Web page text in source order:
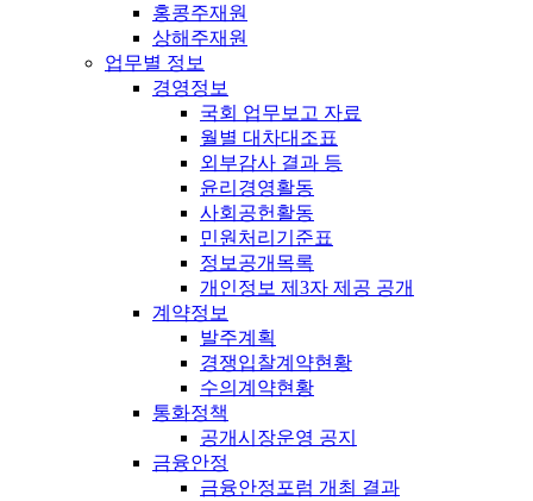
홍콩주재원
상해주재원
업무별 정보
경영정보
국회 업무보고 자료
월별 대차대조표
외부감사 결과 등
윤리경영활동
사회공헌활동
민원처리기준표
정보공개목록
개인정보 제3자 제공 공개
계약정보
발주계획
경쟁입찰계약현황
수의계약현황
통화정책
공개시장운영 공지
금융안정
금융안정포럼 개최 결과